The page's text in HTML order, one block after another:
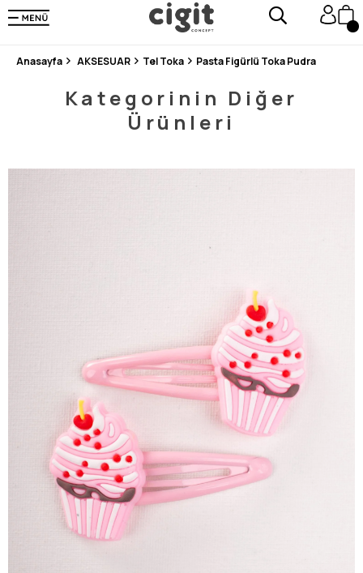
250.000'DEN FAZLA DEĞERLENDİRMEDE 5 ÜZERİNDEN 4.8 PUAN ALDI ⭐⭐⭐⭐⭐
3 MİLYONDAN FAZLA MUTLU MÜŞTERİ ❤️ 10 MİLYON ÜRÜN
Anasayfa AKSESUAR Tel Toka Pasta Figürlü Toka Pudra
Kategorinin Diğer
Ürünleri